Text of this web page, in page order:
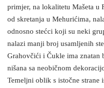
primjer, na lokalitetu Mašeta u
od skretanja u Mehurićima,
odnosno stećci koji su neki
nalazi manji broj usamljenih
Grahovčići i Čukle ima znatan
nišana sa neobičnom
Temeljni oblik s istočne strane